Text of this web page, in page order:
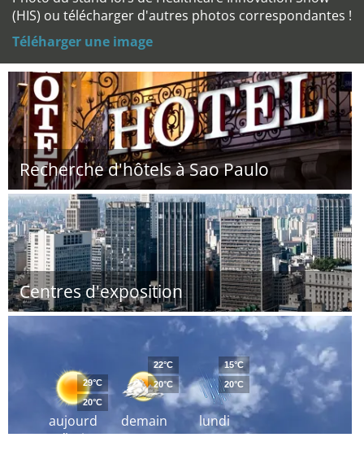
(HIS) ou télécharger d'autres photos correspondantes !
Téléharger une image
Recherche d'hôtels à Sao Paulo
Centres d'exposition
aujourd
´hui
29°C
20°C
demain
22°C
20°C
lundi
15°C
20°C